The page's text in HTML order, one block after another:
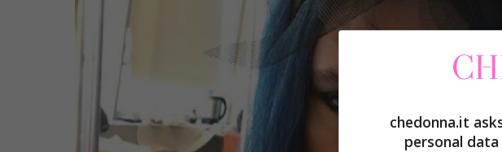
chedonna.it
personal